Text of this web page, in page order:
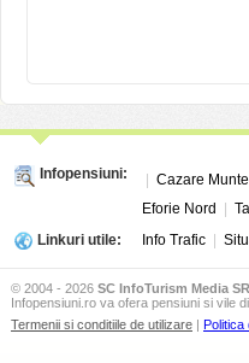
Infopensiuni: Cazare Munte
Eforie Nord
Linkuri utile:
Info Trafic
© 2004 - 2026 SC InfoTurism Media
Infopensiuni.ro va ofera pensiuni si vile
Termenii si conditiile de utilizare | Politica